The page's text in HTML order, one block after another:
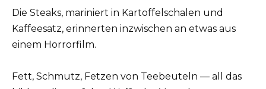
Die Steaks, mariniert in Kartoffelschalen und
Kaffeesatz, erinnerten inzwischen an etwas aus
einem Horrorfilm.
Fett, Schmutz, Fetzen von Teebeuteln — all das